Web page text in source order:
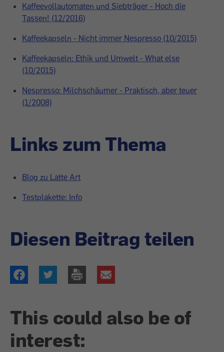
Kaffeevollautomaten und Siebträger - Hoch die
Tassen! (12/2016)
Kaffeekapseln - Nicht immer Nespresso (10/2015)
Kaffeekapseln: Ethik und Umwelt - What else
(10/2015)
Nespresso: Milchschäumer - Praktisch, aber teuer
(1/2008)
Links zum Thema
Blog zu Latte Art
Testplakette: Info
Diesen Beitrag teilen
This could also be of
interest: